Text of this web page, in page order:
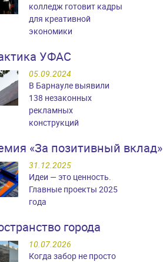
колледж готовит кадры
для креативной
экономики
УФАС
05.09.2024
В Барнауле выявили
138 незаконных
рекламных
конструкций
«За позитивный вклад»
31.12.2025
Идеи — это ценность.
Главные проекты 2025
года
города
10.07.2026
Когда забор не просто